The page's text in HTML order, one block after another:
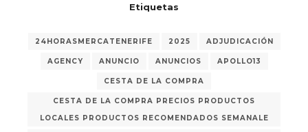
Etiquetas
24HORASMERCATENERIFE 2025 ADJUDICACIÓN
AGENCY ANUNCIO ANUNCIOS APOLLO13
CESTA DE LA COMPRA
CESTA DE LA COMPRA PRECIOS PRODUCTOS
LOCALES PRODUCTOS RECOMENDADOS SEMANALE